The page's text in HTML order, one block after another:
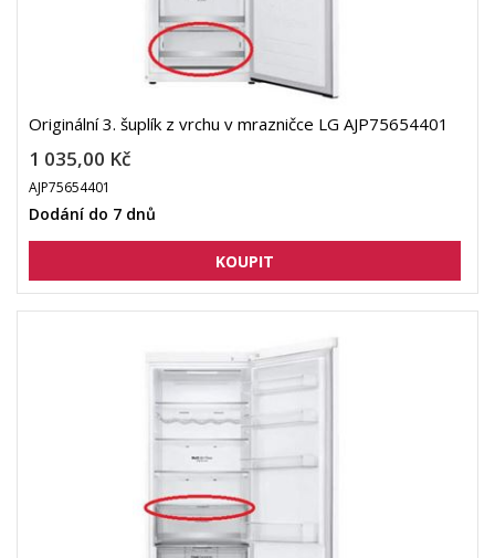
Originální 3. šuplík z vrchu v mrazničce LG AJP75654401
1 035,00 Kč
AJP75654401
Dodání do 7 dnů